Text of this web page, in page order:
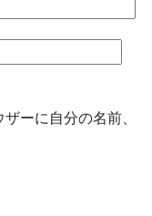
ーに自分の名前、